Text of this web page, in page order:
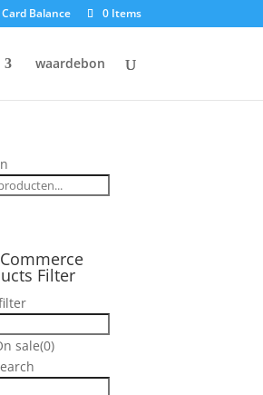
Balance 0 Items
waardebon
Filter
sale(0)